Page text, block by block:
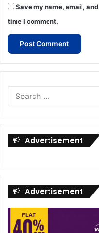
Save my name, email,
time I comment.
Advertisement
Advertisement